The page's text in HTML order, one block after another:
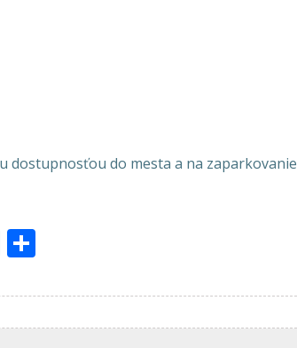
dostupnosťou do mesta a na zaparkovanie
LinkedIn